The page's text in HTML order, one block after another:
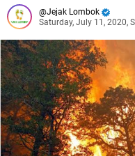
Jejak Lombok
Saturday, July 11, 2020,